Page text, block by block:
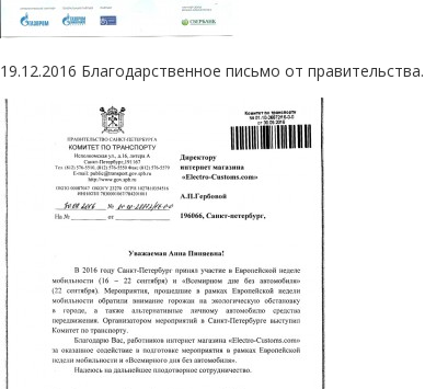
19.12.2016 Благодарственное письмо от правительства.